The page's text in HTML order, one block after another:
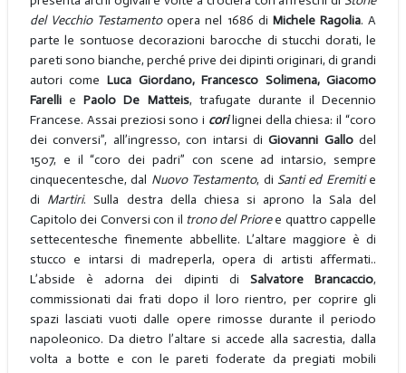
del Vecchio Testamentoopera nel 1686 di Michele Ragolia. A
parte le sontuose decorazioni barocche di stucchi dorati, le
pareti sono bianche, perché prive dei dipinti originari, di grandi
autori come Luca Giordano, Francesco Solimena, Giacomo
Farelli e Paolo De Matteis, trafugate durante il Decennio
Francese. Assai preziosi sono i corilignei della chiesa: il “coro
dei conversi”, all’ingresso, con intarsi diGiovanni Gallodel
1507, e il “coro dei padri” con scene ad intarsio, sempre
cinquecentesche, dal Nuovo Testamento, di Santi ed Eremitie
di Martiri. Sulla destra della chiesa si aprono la Sala del
Capitolo dei Conversi con il trono del Prioree quattro cappelle
settecentesche finemente abbellite. L’altare maggiore è di
stucco e intarsi di madreperla, opera di artisti affermati..
L’abside è adorna dei dipinti di Salvatore Brancaccio,
commissionati dai frati dopo il loro rientro, per coprire gli
spazi lasciati vuoti dalle opere rimosse durante il periodo
napoleonico. Da dietro l’altare si accede alla sacrestia, dalla
volta a botte e con le pareti foderate da pregiati mobili